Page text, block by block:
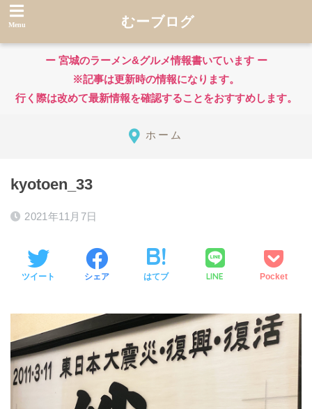
むーブログ
ー 宮城のラーメン&グルメ情報書いています ー
※記事は更新時の情報になります。
行く際は改めて最新情報を確認することをおすすめします。
ホーム
kyotoen_33
2021年11月7日
ツイート シェア はてブ LINE Pocket